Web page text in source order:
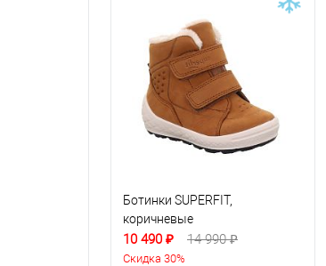
Ботинки SUPERFIT,
коричневые
10 490 ₽ 14 990 ₽
Скидка 30%